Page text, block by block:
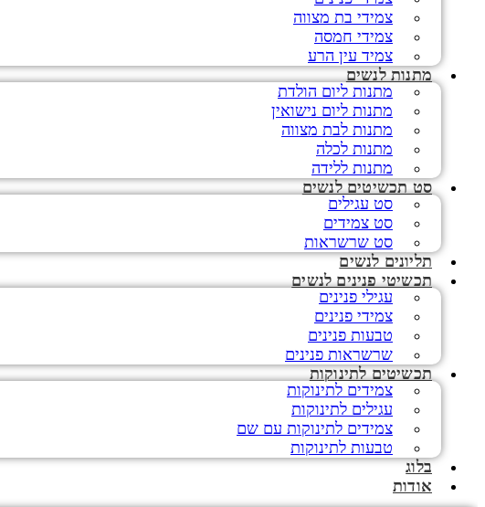
צמידי בת מצווה
צמידי חמסה
צמיד עין הרע
מתנות לנשים
מתנות ליום הולדת
מתנות ליום נישואין
מתנות לבת מצווה
מתנות לכלה
מתנות ללידה
סט תכשיטים לנשים
סט עגילים
סט צמידים
סט שרשראות
תליונים לנשים
תכשיטי פנינים לנשים
עגילי פנינים
צמידי פנינים
טבעות פנינים
שרשראות פנינים
תכשיטים לתינוקות
צמידים לתינוקות
עגילים לתינוקות
צמידים לתינוקות עם שם
טבעות לתינוקות
בלוג
אודות